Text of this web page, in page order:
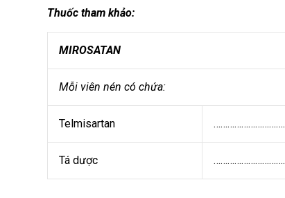
Thuốc tham khảo:
MIROSATAN
Mỗi viên nén có chứa:
Telmisartan ………………………….
Tá dược ………………………….